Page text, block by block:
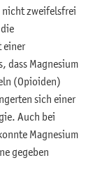
nicht zweifelsfrei
einer
dass Magnesium
(Opioiden)
sich einer
Auch bei
Magnesium
gegeben